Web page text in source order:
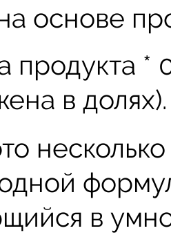
основе
продукта *
в долях).
в